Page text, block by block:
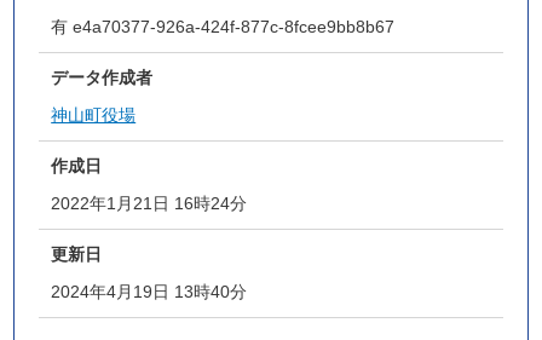
有 e4a70377-926a-424f-877c-8fcee9bb8b67
データ作成者
神山町役場
作成日
2022年1月21日 16時24分
更新日
2024年4月19日 13時40分